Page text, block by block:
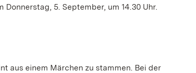
5. September, um 14.30 Uhr.
aus einem Märchen zu stammen. Bei der